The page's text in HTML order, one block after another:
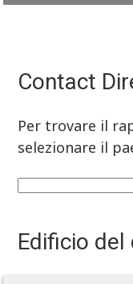
Contact
Per trovare il
selezionare il
Edificio